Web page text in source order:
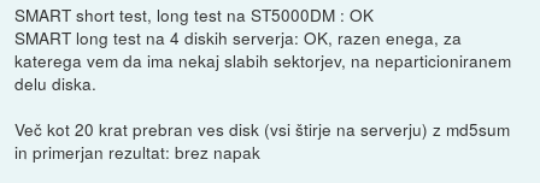
SMART short test, long test na ST5000DM : OK
SMART long test na 4 diskih serverja: OK, razen enega, za
katerega vem da ima nekaj slabih sektorjev, na neparticioniranem
delu diska.
Več kot 20 krat prebran ves disk (vsi štirje na serverju) z md5sum
in primerjan rezultat: brez napak